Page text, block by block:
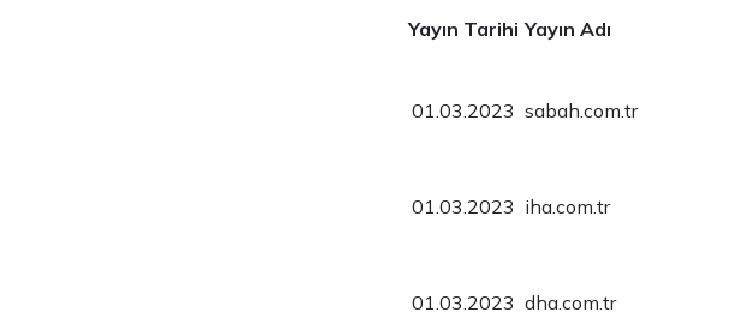
Yayın Tarihi Yayın Adı
01.03.2023 sabah.com.tr
01.03.2023 iha.com.tr
01.03.2023 dha.com.tr